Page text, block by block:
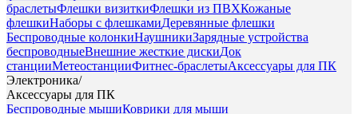
браслетыФлешки визиткиФлешки из ПВХКожаные
флешкиНаборы с флешкамиДеревянные флешки
Беспроводные колонкиНаушникиЗарядные устройства
беспроводныеВнешние жесткие дискиДок
станцииМетеостанцииФитнес-браслетыАксессуары для ПК
Электроника/
Аксессуары для ПК
Беспроводные мышиКоврики для мыши